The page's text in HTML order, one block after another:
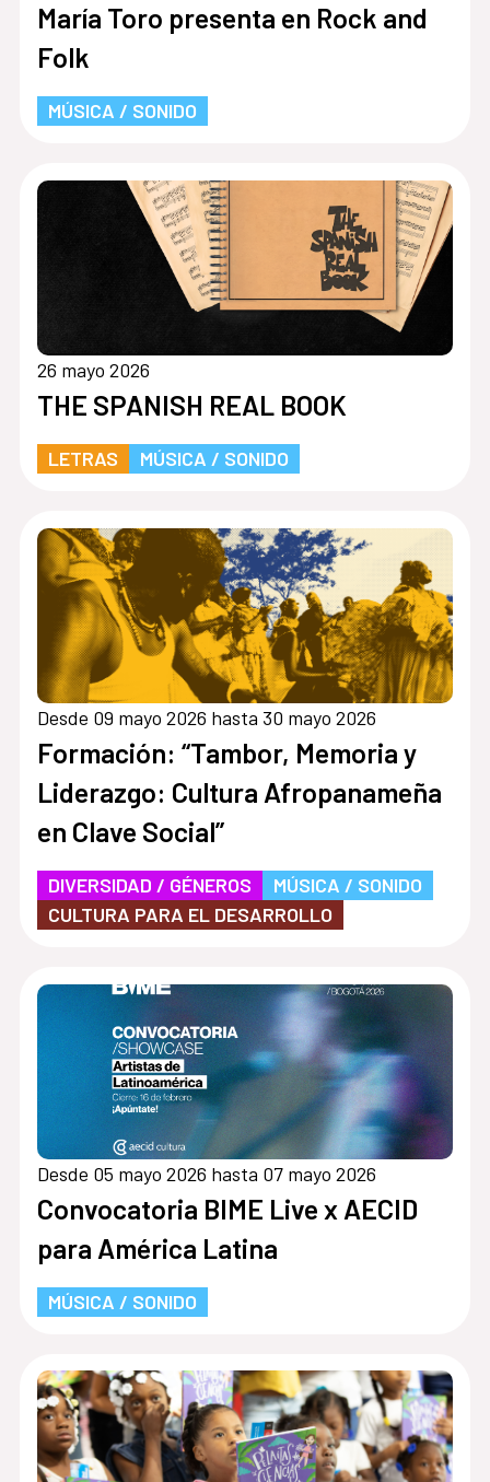
María Toro presenta en Rock and
Folk
MÚSICA / SONIDO
26 mayo 2026
THE SPANISH REAL BOOK
LETRAS MÚSICA / SONIDO
Desde 09 mayo 2026 hasta 30 mayo 2026
Formación: “Tambor, Memoria y
Liderazgo: Cultura Afropanameña
en Clave Social”
DIVERSIDAD / GÉNEROS
MÚSICA / SONIDO
CULTURA PARA EL DESARROLLO
Desde 05 mayo 2026 hasta 07 mayo 2026
Convocatoria BIME Live x AECID
para América Latina
MÚSICA / SONIDO